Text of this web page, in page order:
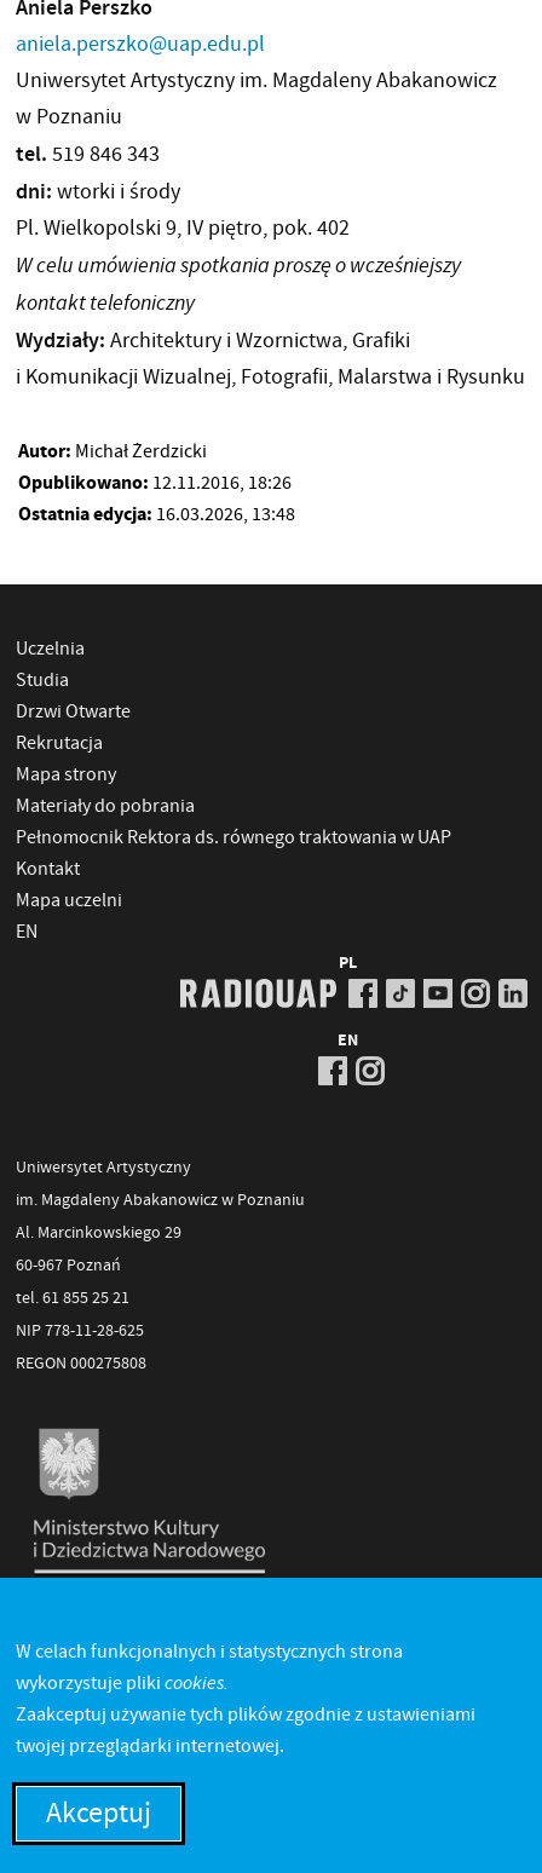
Aniela Perszko
aniela.perszko@uap.edu.pl
Uniwersytet Artystyczny im. Magdaleny Abakanowicz
w Poznaniu
tel. 519 846 343
dni: wtorki i środy
Pl. Wielkopolski 9, IV piętro, pok. 402
W celu umówienia spotkania proszę o wcześniejszy
kontakt telefoniczny
Wydziały: Architektury i Wzornictwa, Grafiki
i Komunikacji Wizualnej, Fotografii, Malarstwa i Rysunku
Autor: Michał Żerdzicki
Opublikowano: 12.11.2016, 18:26
Ostatnia edycja: 16.03.2026, 13:48
Uczelnia
Studia
Drzwi Otwarte
Rekrutacja
Mapa strony
Materiały do pobrania
Pełnomocnik Rektora ds. równego traktowania w UAP
Kontakt
Mapa uczelni
EN
PL
EN
Uniwersytet Artystyczny
im. Magdaleny Abakanowicz w Poznaniu
Al. Marcinkowskiego 29
60-967 Poznań
tel. 61 855 25 21
NIP 778-11-28-625
REGON 000275808
W celach funkcjonalnych i statystycznych strona
wykorzystuje pliki cookies.
Zaakceptuj używanie tych plików zgodnie z ustawieniami
twojej przeglądarki internetowej.
Akceptuj